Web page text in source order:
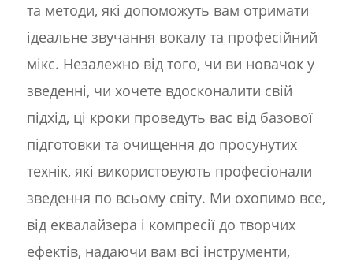
та методи, які допоможуть вам отримати
ідеальне звучання вокалу та професійний
мікс. Незалежно від того, чи ви новачок у
зведенні, чи хочете вдосконалити свій
підхід, ці кроки проведуть вас від базової
підготовки та очищення до просунутих
технік, які використовують професіонали
зведення по всьому світу. Ми охопимо все,
від еквалайзера і компресії до творчих
ефектів, надаючи вам всі інструменти,